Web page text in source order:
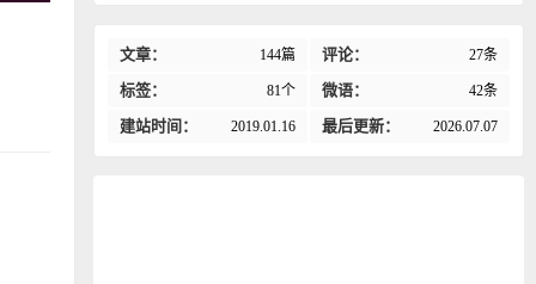
文章： 144篇 评论： 27条
标签： 81个 微语： 42条
建站时间： 2019.01.16 最后更新： 2026.07.07